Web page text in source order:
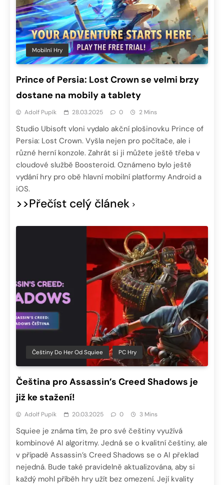
Mobilní Hry
Prince of Persia: Lost Crown se velmi brzy
dostane na mobily a tablety
Adolf Pupík 28.03.2025 0 2 Mins
Studio Ubisoft vloni vydalo akční plošinovku Prince of
Persia: Lost Crown. Vyšla nejen pro počítače, ale i
různé herní konzole. Zahrát si ji můžete ještě třeba v
cloudové službě Boosteroid. Oznámeno bylo ještě
vydání hry pro obě hlavní mobilní platformy Android a
iOS.
>>Přečíst celý článek
Češtiny Do Her Od Squiee PC Hry
Čeština pro Assassin’s Creed Shadows je
již ke stažení!
Adolf Pupík 20.03.2025 0 3 Mins
Squiee je známa tím, že pro své češtiny využívá
kombinové AI algoritmy. Jedná se o kvalitní češtiny, ale
v případě Assassin’s Creed Shadows se o AI překlad
nejedná. Bude také pravidelně aktualizována, aby si
každý mohl příběh hry užít bez omezení. Její kvality